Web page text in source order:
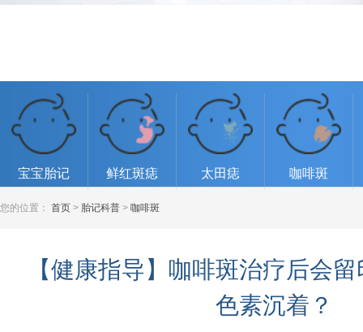
宝宝胎记 鲜红斑痣 太田痣 咖啡斑
您的位置： 首页 > 胎记科普 > 咖啡斑
【健康指导】咖啡斑治疗后会
色素沉着？